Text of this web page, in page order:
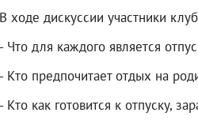
В ходе дискуссии участники
- Что для каждого является
- Кто предпочитает отдых на
- Кто как готовится к отпуску,